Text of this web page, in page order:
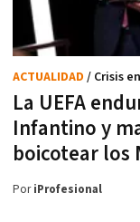
La UEFA
Infantino y
boicotear los
ACTUALIDAD / Crisis
PoriProfesional